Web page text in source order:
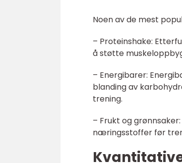
Noen av de mest
– Proteinshake:
å støtte
– Energibarer:
blanding av
trening.
– Frukt og
næringsstoffer før